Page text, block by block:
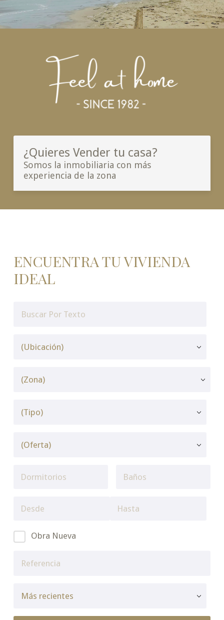
¿Quieres Vender tu casa?
Somos la inmobiliaria con más
experiencia de la zona
ENCUENTRA TU VIVIENDA
IDEAL
Obra Nueva